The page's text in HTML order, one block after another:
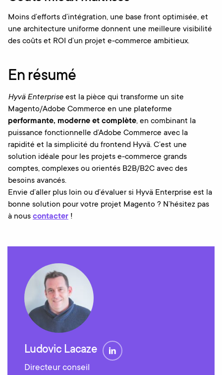
Moins d’efforts d’intégration, une base front optimisée, et
une architecture uniforme donnent une meilleure visibilité
des coûts et ROI d’un projet e-commerce ambitieux.
En résumé
Hyvä Enterprise est la pièce qui transforme un site
Magento/Adobe Commerce en une plateforme
performante, moderne et complète, en combinant la
puissance fonctionnelle d’Adobe Commerce avec la
rapidité et la simplicité du frontend Hyvä. C’est une
solution idéale pour les projets e-commerce grands
comptes, complexes ou orientés B2B/B2C avec des
besoins avancés.
Envie d’aller plus loin ou d’évaluer si Hyvä Enterprise est la
bonne solution pour votre projet Magento ? N’hésitez pas
à nous contacter !
Ludovic Lacaze
Directeur conseil